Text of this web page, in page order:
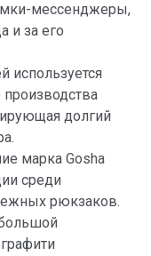
мессенджеры,
и за его
используется
производства
долгий
марка Gosha
среди
рюкзаков.